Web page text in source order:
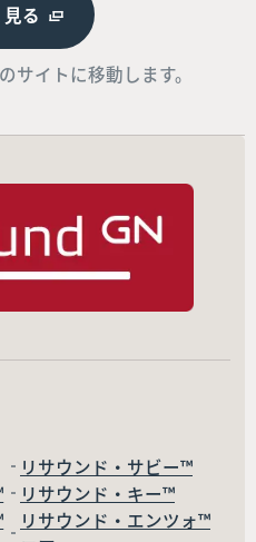
る
イトに移動します。
リサウンド・サビー™
リサウンド・キー™
リサウンド・エンツォ™